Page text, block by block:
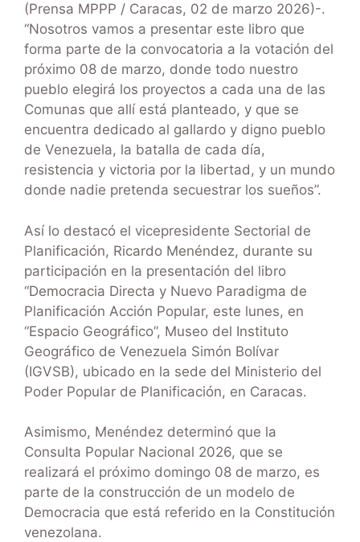
(Prensa MPPP / Caracas, 02 de marzo 2026)-.
“Nosotros vamos a presentar este libro que
forma parte de la convocatoria a la votación del
próximo 08 de marzo, donde todo nuestro
pueblo elegirá los proyectos a cada una de las
Comunas que allí está planteado, y que se
encuentra dedicado al gallardo y digno pueblo
de Venezuela, la batalla de cada día,
resistencia y victoria por la libertad, y un mundo
donde nadie pretenda secuestrar los sueños”.
Así lo destacó el vicepresidente Sectorial de
Planificación, Ricardo Menéndez, durante su
participación en la presentación del libro
“Democracia Directa y Nuevo Paradigma de
Planificación Acción Popular, este lunes, en
“Espacio Geográfico”, Museo del Instituto
Geográfico de Venezuela Simón Bolívar
(IGVSB), ubicado en la sede del Ministerio del
Poder Popular de Planificación, en Caracas.
Asimismo, Menéndez determinó que la
Consulta Popular Nacional 2026, que se
realizará el próximo domingo 08 de marzo, es
parte de la construcción de un modelo de
Democracia que está referido en la Constitución
venezolana.